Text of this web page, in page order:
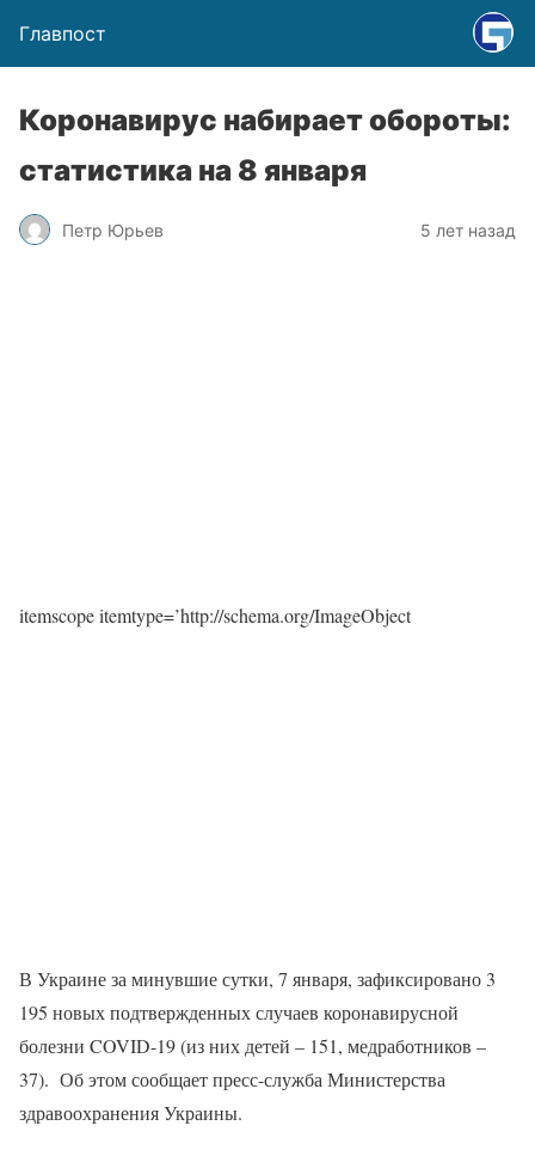
Главпост
Коронавирус набирает обороты:
статистика на 8 января
Петр Юрьев 5 лет назад
itemscope itemtype=’http://schema.org/ImageObject
В Украине за минувшие сутки, 7 января, зафиксировано 3
195 новых подтвержденных случаев коронавирусной
болезни COVID-19 (из них детей – 151, медработников –
37). Об этом сообщает пресс-служба Министерства
здравоохранения Украины.